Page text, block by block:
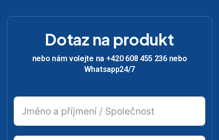
Dotaz na produkt
nebo nám volejte na +420 608 455 236 nebo
Whatsapp24/7